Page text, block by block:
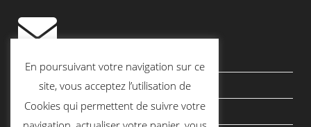
contact@quiscrap.fr
Les Fiches Techniques et les Tutos
Le Blog
En poursuivant votre navigation sur ce
site, vous acceptez l’utilisation de
Cookies qui permettent de suivre votre